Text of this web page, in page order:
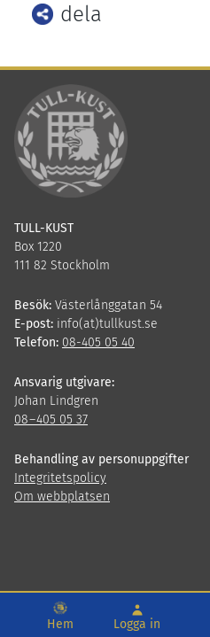
Hem Logga in
dela
Facebook
LinkedIn
TULL-KUST
Box 1220
111 82 Stockholm
Besök: Västerlånggatan 54
E-post: info(at)tullkust.se
Telefon: 08-405 05 40
Ansvarig utgivare:
Johan Lindgren
08–405 05 37
Behandling av personuppgifter
Integritetspolicy
Om webbplatsen